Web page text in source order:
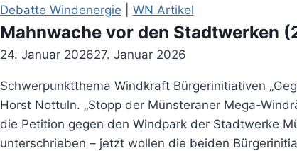
Debatte Windenergie WN Artikel
Mahnwache vor den Stadtwerken
24. Januar 202627. Januar 2026
Schwerpunktthema Windkraft Bürgerinitiativen
Horst Nottuln. „Stopp der Münsteraner Mega-
die Petition gegen den Windpark der Stadtwerke
unterschrieben – jetzt wollen die beiden